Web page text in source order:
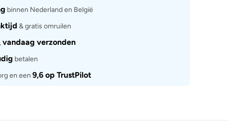
binnen Nederland en België
& gratis omruilen
vandaag verzonden
betalen
en een 9,6 op TrustPilot